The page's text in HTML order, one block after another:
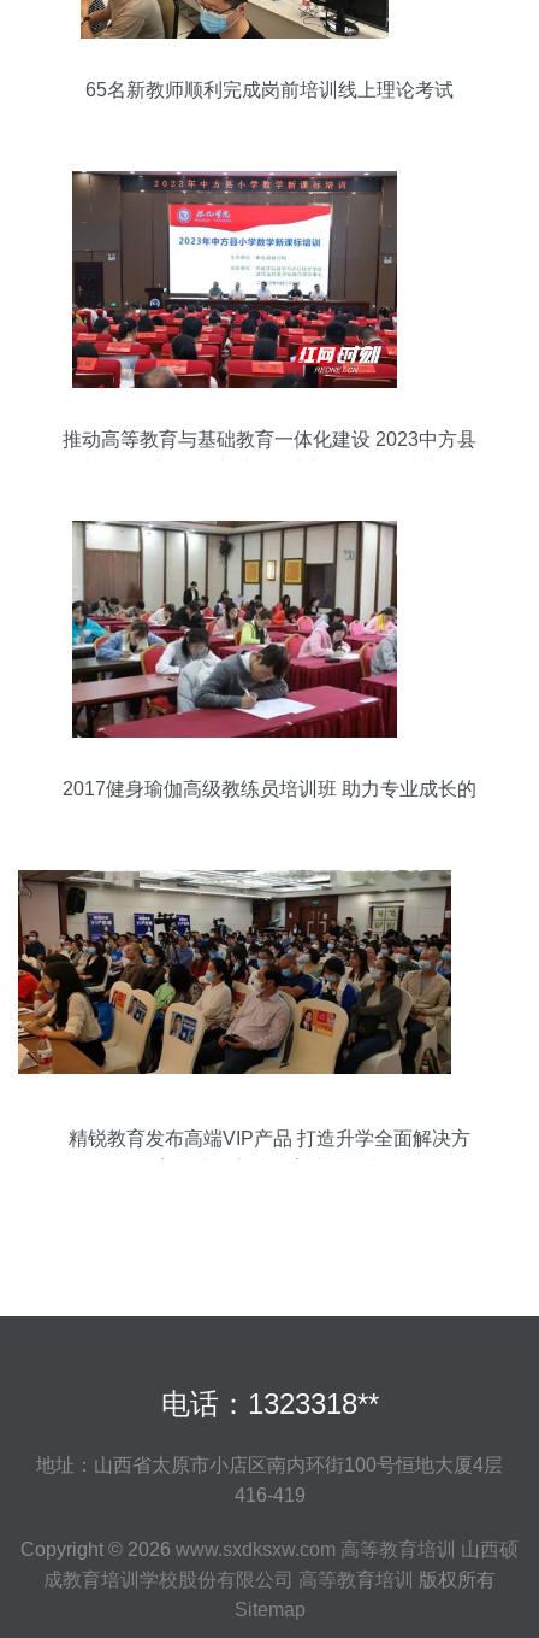
65名新教师顺利完成岗前培训线上理论考试
推动高等教育与基础教育一体化建设 2023中方县
2017健身瑜伽高级教练员培训班 助力专业成长的
精锐教育发布高端VIP产品 打造升学全面解决方
电话：1323318**
地址：山西省太原市小店区南内环街100号恒地大厦4层
416-419
Copyright © 2026 www.sxdksxw.com 高等教育培训
山西硕
成教育培训学校股份有限公司 高等教育培训
版权所有
Sitemap